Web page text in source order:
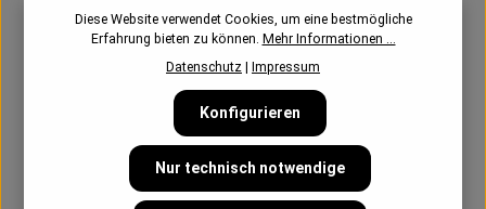
Diese Website verwendet Cookies, um eine bestmögliche
Erfahrung bieten zu können. Mehr Informationen ...
Datenschutz | Impressum
Nur technisch notwendige
Konfigurieren